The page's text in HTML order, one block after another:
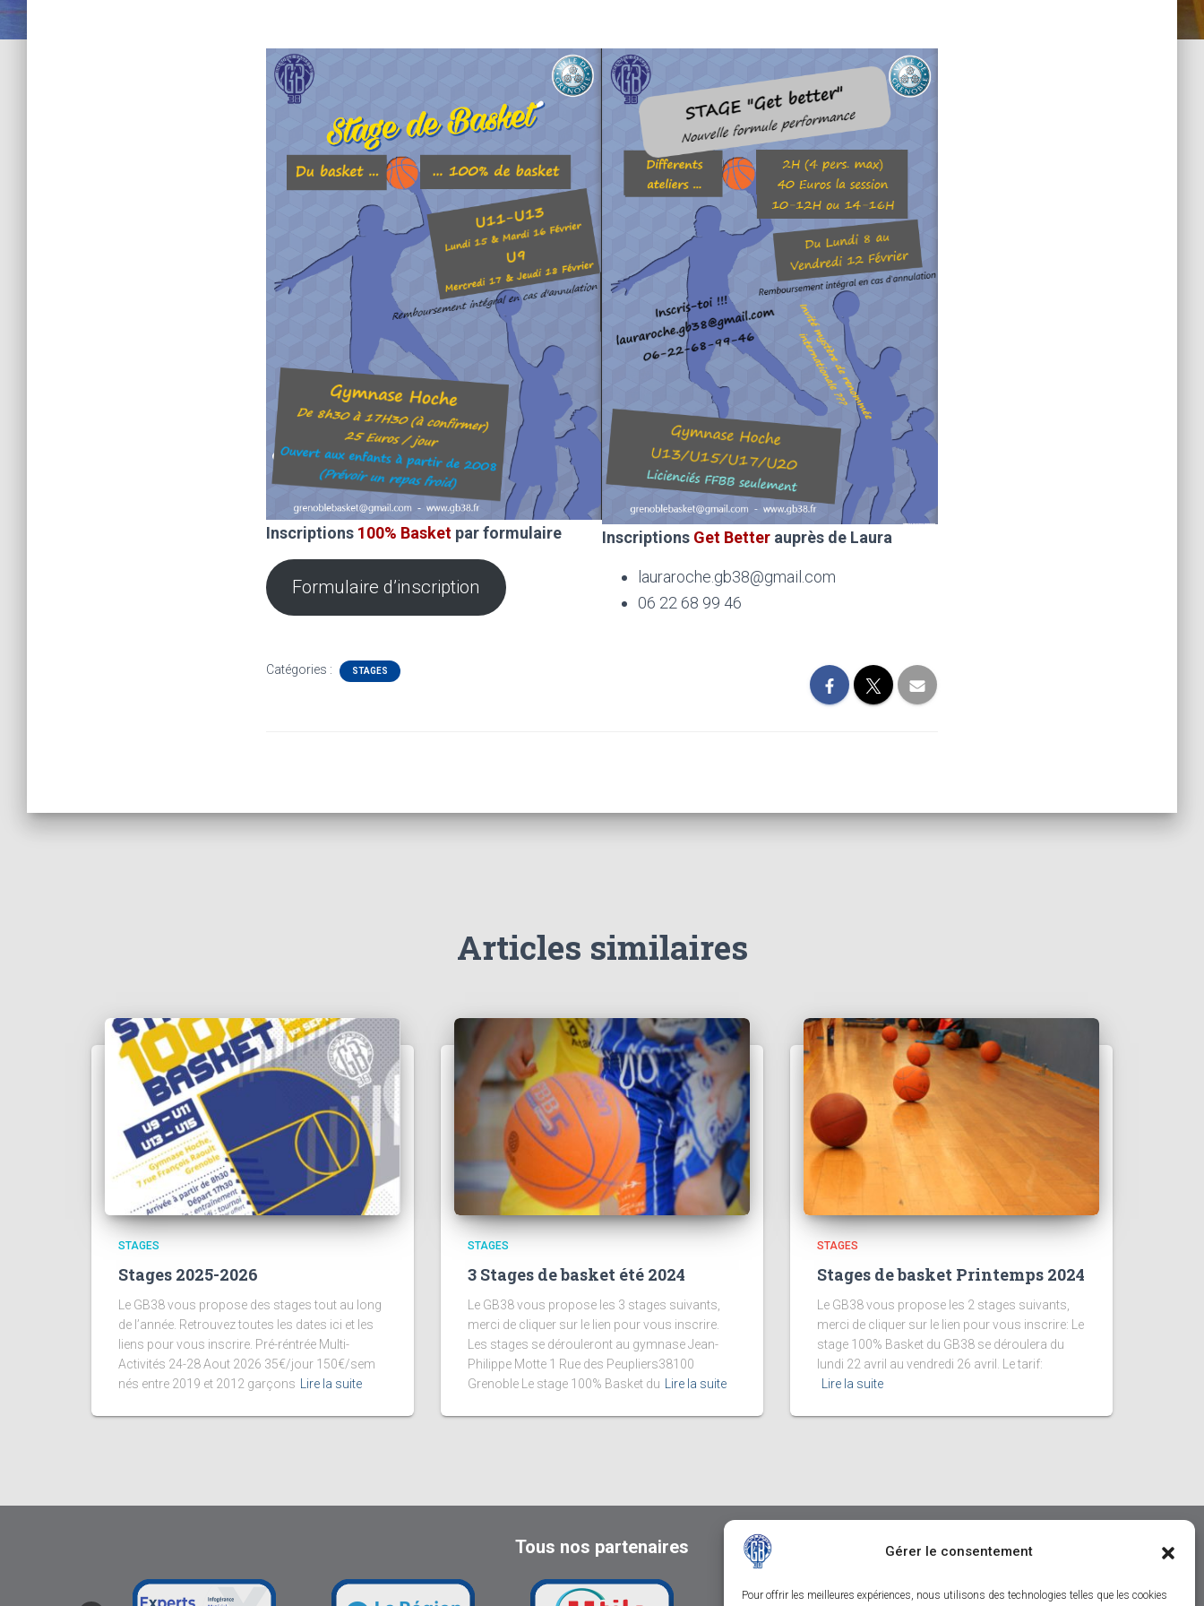
Gérer le consentement
Pour offrir les meilleures expériences, nous utilisons des technologies telles que les cookies
Inscriptions 100% Basket par formulaire
Formulaire d’inscription
Inscriptions Get Better auprès de Laura
lauraroche.gb38@gmail.com
06 22 68 99 46
Catégories : STAGES
Articles similaires
STAGES
Stages 2025-2026
Le GB38 vous propose des stages tout au long
de l’année. Retrouvez toutes les dates ici et les
liens pour vous inscrire. Pré-réntrée Multi-
Activités 24-28 Aout 2026 35€/jour 150€/sem
nés entre 2019 et 2012 garçons Lire la suite
STAGES
3 Stages de basket été 2024
Le GB38 vous propose les 3 stages suivants,
merci de cliquer sur le lien pour vous inscrire.
Les stages se dérouleront au gymnase Jean-
Philippe Motte 1 Rue des Peupliers38100
Grenoble Le stage 100% Basket du Lire la suite
STAGES
Stages de basket Printemps 2024
Le GB38 vous propose les 2 stages suivants,
merci de cliquer sur le lien pour vous inscrire: Le
stage 100% Basket du GB38 se déroulera du
lundi 22 avril au vendredi 26 avril. Le tarif:
Lire la suite
Tous nos partenaires